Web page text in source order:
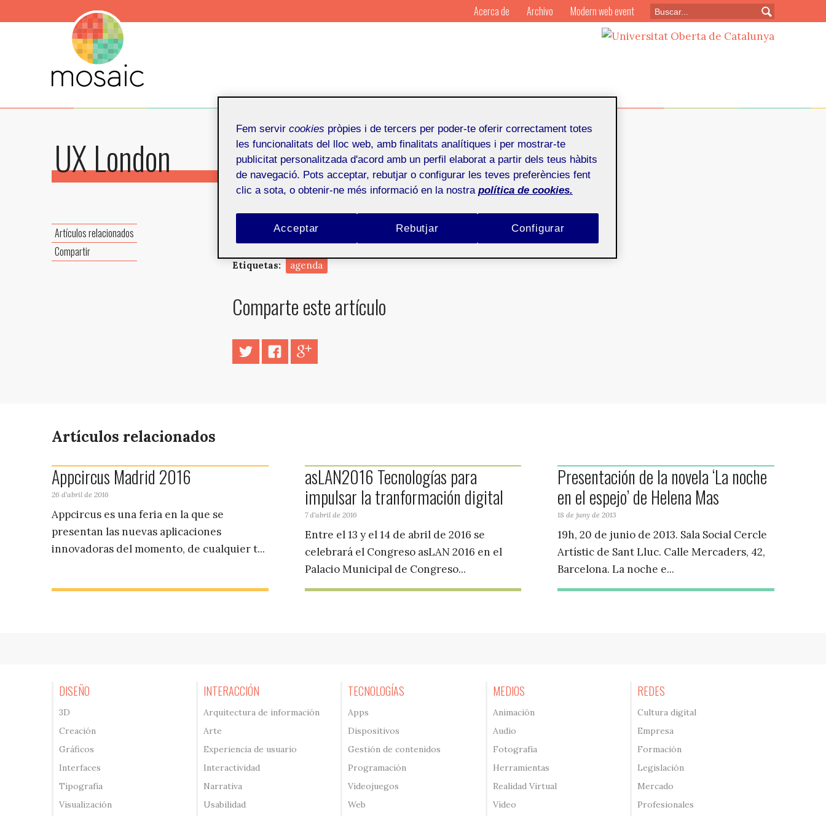
UX London
PorMosaic Publicado en 9 de desembre de 2009
Artículos relacionados
Compartir
Etiquetas: agenda
Comparte este artículo
Twitter Facebook
Artículos relacionados
Appcircus Madrid 2016
26 d'abril de 2016
Appcircus es una feria en la que se
presentan las nuevas aplicaciones
innovadoras del momento, de cualquier t...
asLAN2016 Tecnologías para
impulsar la tranformación digital
7 d'abril de 2016
Entre el 13 y el 14 de abril de 2016 se
celebrará el Congreso asLAN 2016 en el
Palacio Municipal de Congreso...
Presentación de la novela ‘La noche
en el espejo’ de Helena Mas
18 de juny de 2013
19h, 20 de junio de 2013. Sala Social Cercle
Artístic de Sant Lluc. Calle Mercaders, 42,
Barcelona. La noche e...
DISEÑO
3D
Creación
Gráficos
Interfaces
Tipografía
Visualización
INTERACCIÓN
Arquitectura de información
Arte
Experiencia de usuario
Interactividad
Narrativa
Usabilidad
TECNOLOGÍAS
Apps
Dispositivos
Gestión de contenidos
Programación
Videojuegos
Web
MEDIOS
Animación
Audio
Fotografía
Herramientas
Realidad Virtual
Vídeo
REDES
Cultura digital
Empresa
Formación
Legislación
Mercado
Profesionales
Acerca de Archivo Modern web event
Fem servir cookies pròpies i de tercers per poder-te oferir correctament totes
les funcionalitats del lloc web, amb finalitats analítiques i per mostrar-te
publicitat personalitzada d'acord amb un perfil elaborat a partir dels teus hàbits
de navegació. Pots acceptar, rebutjar o configurar les teves preferències fent
clic a sota, o obtenir-ne més informació en la nostra política de cookies.
Rebutjar
Acceptar Configurar